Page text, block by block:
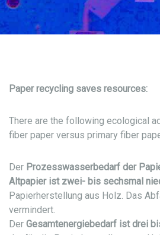
Paper recycling saves resources:
There are the following ecological
fiber paper versus primary fiber
Der Prozesswasserbedarf der
Altpapier ist zwei- bis sechsmal
Papierherstellung aus Holz. Das
vermindert.
Der Gesamtenergiebedarf ist drei